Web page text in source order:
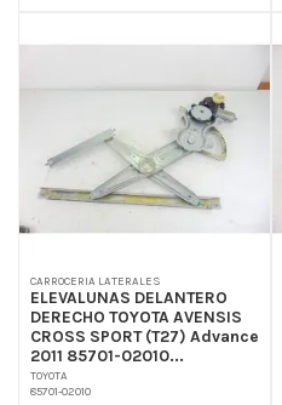
CARROCERIA LATERALES
ELEVALUNAS DELANTERO
DERECHO TOYOTA AVENSIS
CROSS SPORT (T27) Advance
2011 85701-02010...
TOYOTA
85701-02010